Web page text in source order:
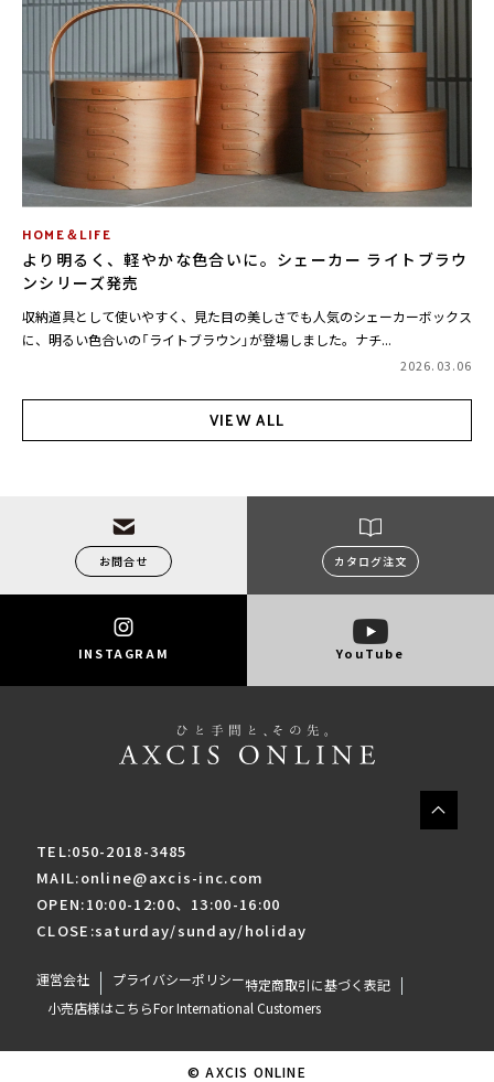
HOME＆LIFE
より明るく、軽やかな色合いに。シェーカー ライトブラウ
ンシリーズ発売
収納道具として使いやすく、見た目の美しさでも人気のシェーカーボックス
に、明るい色合いの「ライトブラウン」が登場しました。ナチ...
2026.03.06
VIEW ALL
お問合せ カタログ注文
INSTAGRAM YouTube
TEL:050-2018-3485
MAIL:online@axcis-inc.com
OPEN:10:00-12:00、13:00-16:00
CLOSE:saturday/sunday/holiday
運営会社 プライバシーポリシー特定商取引に基づく表記
小売店様はこちらFor International Customers
© AXCIS ONLINE